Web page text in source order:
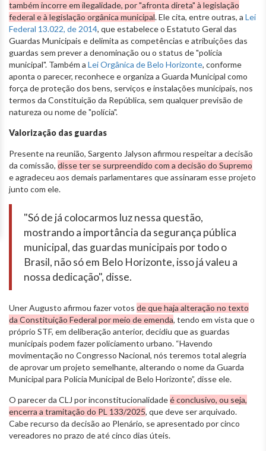
também incorre em ilegalidade, por "afronta direta" à legislação
federal e à legislação orgânica municipal. Ele cita, entre outras, a Lei
Federal 13.022, de 2014, que estabelece o Estatuto Geral das
Guardas Municipais e delimita as competências e atribuições das
guardas sem prever a denominação ou o status de "polícia
municipal". Também a Lei Orgânica de Belo Horizonte, conforme
aponta o parecer, reconhece e organiza a Guarda Municipal como
força de proteção dos bens, serviços e instalações municipais, nos
termos da Constituição da República, sem qualquer previsão de
natureza ou nome de "polícia".
Valorização das guardas
Presente na reunião, Sargento Jalyson afirmou respeitar a decisão
da comissão, disse ter se surpreendido com a decisão do Supremo
e agradeceu aos demais parlamentares que assinaram esse projeto
junto com ele.
"Só de já colocarmos luz nessa questão,
mostrando a importância da segurança pública
municipal, das guardas municipais por todo o
Brasil, não só em Belo Horizonte, isso já valeu a
nossa dedicação", disse.
Uner Augusto afirmou fazer votos de que haja alteração no texto
da Constituição Federal por meio de emenda, tendo em vista que o
próprio STF, em deliberação anterior, decidiu que as guardas
municipais podem fazer policiamento urbano. “Havendo
movimentação no Congresso Nacional, nós teremos total alegria
de aprovar um projeto semelhante, alterando o nome da Guarda
Municipal para Polícia Municipal de Belo Horizonte”, disse ele.
O parecer da CLJ por inconstitucionalidadeé conclusivo, ou seja,
encerra a tramitação do PL 133/2025, que deve ser arquivado.
Cabe recurso da decisão ao Plenário, se apresentado por cinco
vereadores no prazo de até cinco dias úteis.